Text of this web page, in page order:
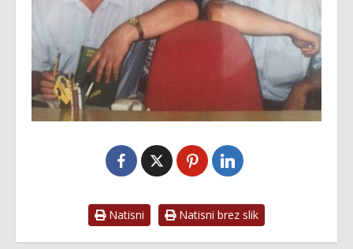
Natisni Natisni brez slik